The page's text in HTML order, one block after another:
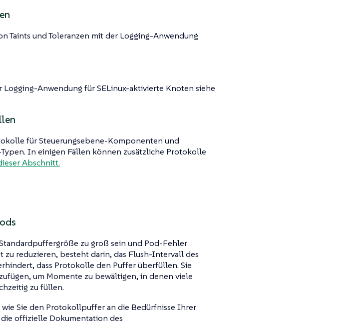
Taints und Toleranzen mit der Logging-Anwendung
Anwendung für SELinux-aktivierte Knoten siehe
für Steuerungsebene-Komponenten und
In einigen Fällen können zusätzliche Protokolle
Abschnitt.
zu groß sein und Pod-Fehler
zu reduzieren, besteht darin, das Flush-Intervall des
dass Protokolle den Puffer überfüllen. Sie
um Momente zu bewältigen, in denen viele
zu füllen.
Sie den Protokollpuffer an die Bedürfnisse Ihrer
offizielle Dokumentation des